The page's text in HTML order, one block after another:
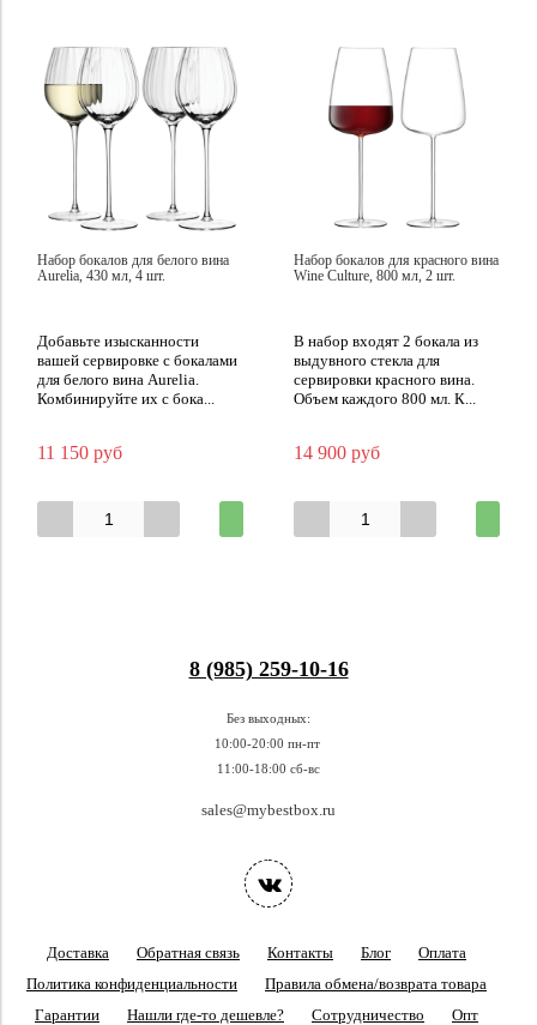
Набор бокалов для белого вина
Aurelia, 430 мл, 4 шт.
Добавьте изысканности
вашей сервировке с бокалами
для белого вина Aurelia.
Комбинируйте их с бока...
11 150 руб
Набор бокалов для красного вина
Wine Culture, 800 мл, 2 шт.
В набор входят 2 бокала из
выдувного стекла для
сервировки красного вина.
Объем каждого 800 мл. К...
14 900 руб
8 (985) 259-10-16
Без выходных:
10:00-20:00 пн-пт
11:00-18:00 сб-вс
sales@mybestbox.ru
Доставка Обратная связь Контакты Блог
Оплата
Политика конфиденциальности
Правила обмена/возврата товара
Гарантии
Нашли где-то дешевле? Сотрудничество Опт